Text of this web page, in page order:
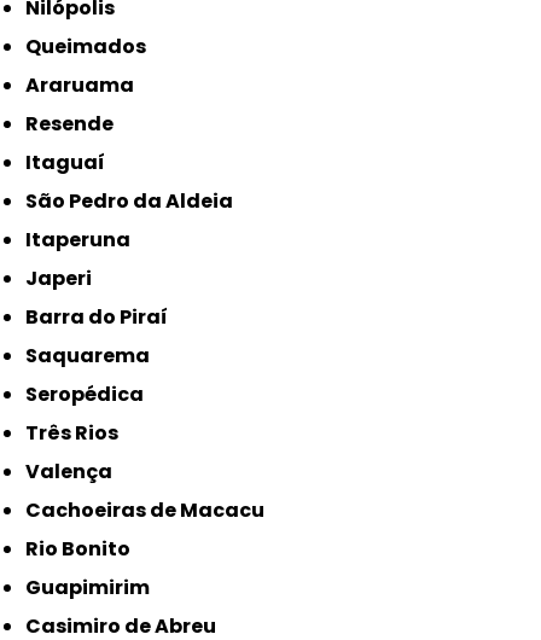
Nilópolis
Queimados
Araruama
Resende
Itaguaí
São Pedro da Aldeia
Itaperuna
Japeri
Barra do Piraí
Saquarema
Seropédica
Três Rios
Valença
Cachoeiras de Macacu
Rio Bonito
Guapimirim
Casimiro de Abreu